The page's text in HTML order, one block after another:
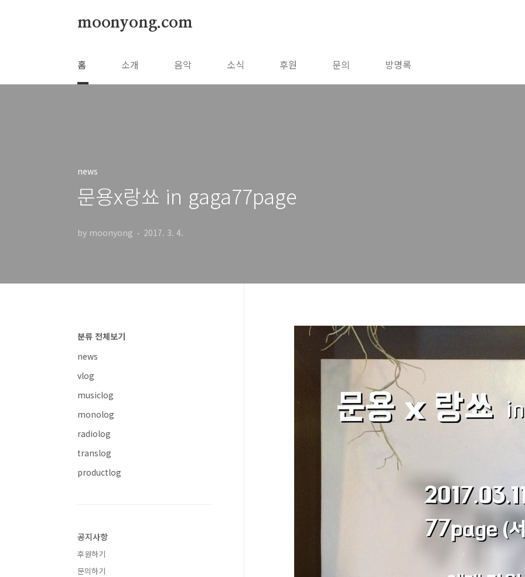
moonyong.com
홈 소개 음악 소식 후원 문의 방명록
news
문용x랑쑈 in gaga77page
by moonyong 2017. 3. 4.
분류 전체보기
news
vlog
musiclog
monolog
radiolog
translog
productlog
공지사항
후원하기
문의하기